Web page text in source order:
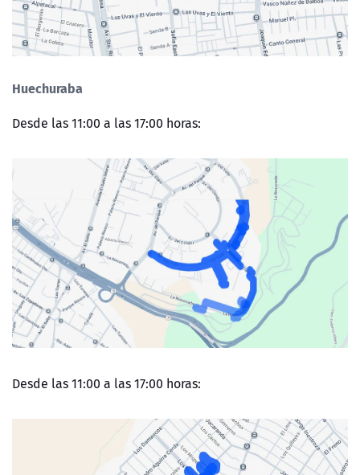
Huechuraba
Desde las 11:00 a las 17:00 horas:
Desde las 11:00 a las 17:00 horas: